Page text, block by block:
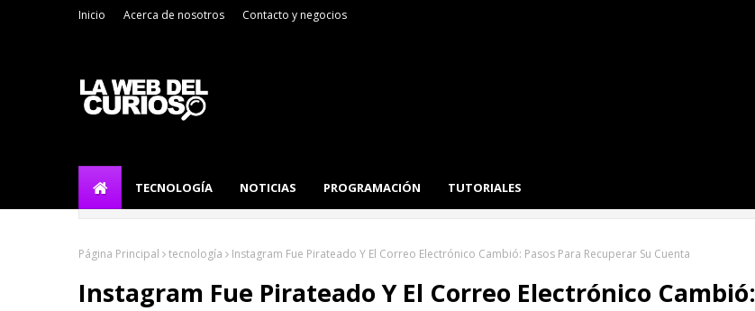
Inicio Acerca de nosotros Contacto y negocios
TECNOLOGÍA NOTICIAS PROGRAMACIÓN TUTORIALES
Página Principal tecnología Instagram Fue Pirateado Y El Correo Electrónico Cambió: Pasos Para Recuperar Su Cuenta
Instagram Fue Pirateado Y El Correo Electrónico Cambió: